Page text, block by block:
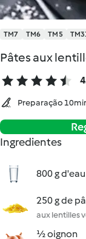
TM7 TM6 TM5
Pâtes aux
Preparação
Ingredientes
800 g d'eau
250 g de
aux lentilles
½ oignon